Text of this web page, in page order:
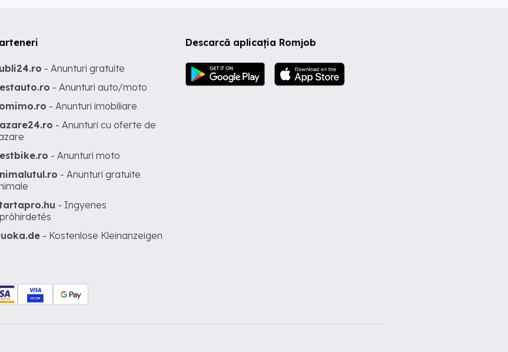
Descarcă aplicația Romjob
- Anunturi gratuite
- Anunturi auto/moto
- Anunturi imobiliare
- Anunturi cu oferte de
- Anunturi moto
- Anunturi gratuite
- Ingyenes
- Kostenlose Kleinanzeigen